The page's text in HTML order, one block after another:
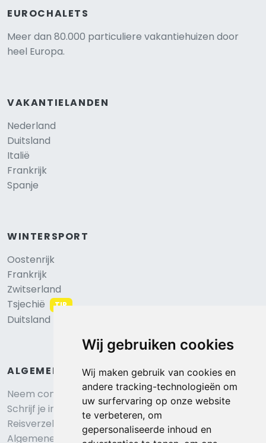
Wij gebruiken cookies
Wij maken gebruik van cookies en
andere tracking-technologieën om
uw surfervaring op onze website
te verbeteren, om
gepersonaliseerde inhoud en
EUROCHALETS
Meer dan 80.000 particuliere vakantiehuizen door
heel Europa.
VAKANTIELANDEN
Nederland
Duitsland
Italië
Frankrijk
Spanje
WINTERSPORT
Oostenrijk
Frankrijk
Zwitserland
Tsjechië
TIP
Duitsland
ALGEMEEN
Neem contact op
Schrijf je in voor onze nieuwsbrief
Reisverzekering afsluiten
Algemene voorwaarden